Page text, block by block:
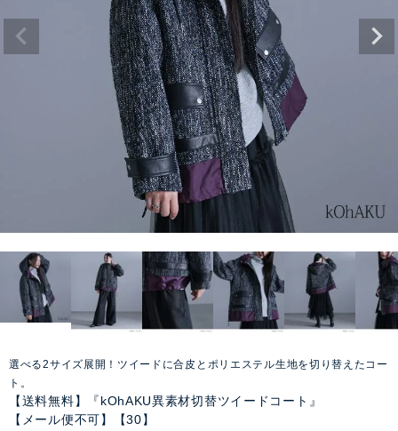
選べる2サイズ展開！ツイードに合皮とポリエステル生地を切り替えたコー
ト。
【送料無料】『kOhAKU異素材切替ツイードコート』
【メール便不可】【30】